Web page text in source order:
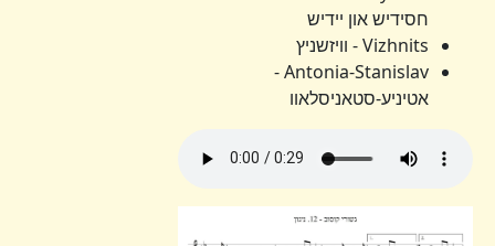
חסידיש און יידיש
Vizhnits - וויזשניץ
Antonia-Stanislav -
אטיניע-סטאניסלאוו